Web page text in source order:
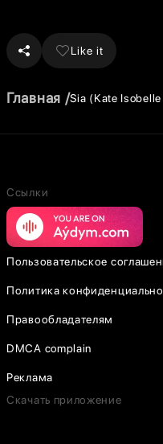
Like it
Главная Sia (Kate Isobelle
Ссылки
Пользовательское
Политика
Правообладателям
DMCA complain
Реклама
Скачать приложение